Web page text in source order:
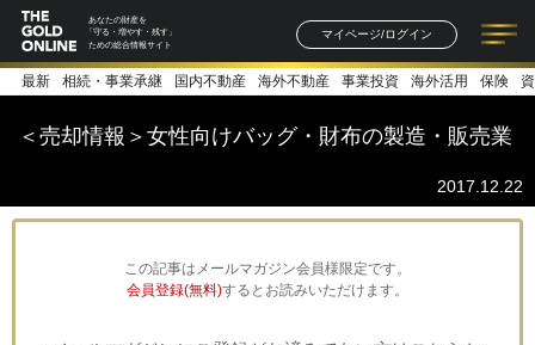
あなたの財産を
「守る・増やす・残す」
ための総合情報サイト
マイページ/ログイン
記事一覧 連載一覧
著者一覧 書籍一覧
最新 相続・事業承継 国内不動産 海外不動産 事業投資 海外活用 保険
＜売却情報＞女性向けバッグ・財布の製造・販売業
2017.12.22
この記事はメールマガジン会員様限定です。
会員登録(無料)するとお読みいただけます。